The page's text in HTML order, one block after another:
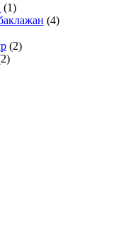
(1)
(4)
(2)